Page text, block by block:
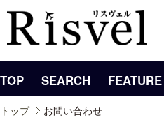
TOP SEARCH FEATURE
トップ お問い合わせ